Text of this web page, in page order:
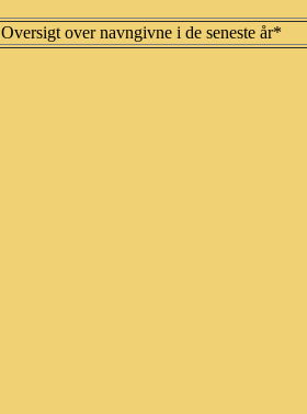
Oversigt over navngivne i de seneste år*